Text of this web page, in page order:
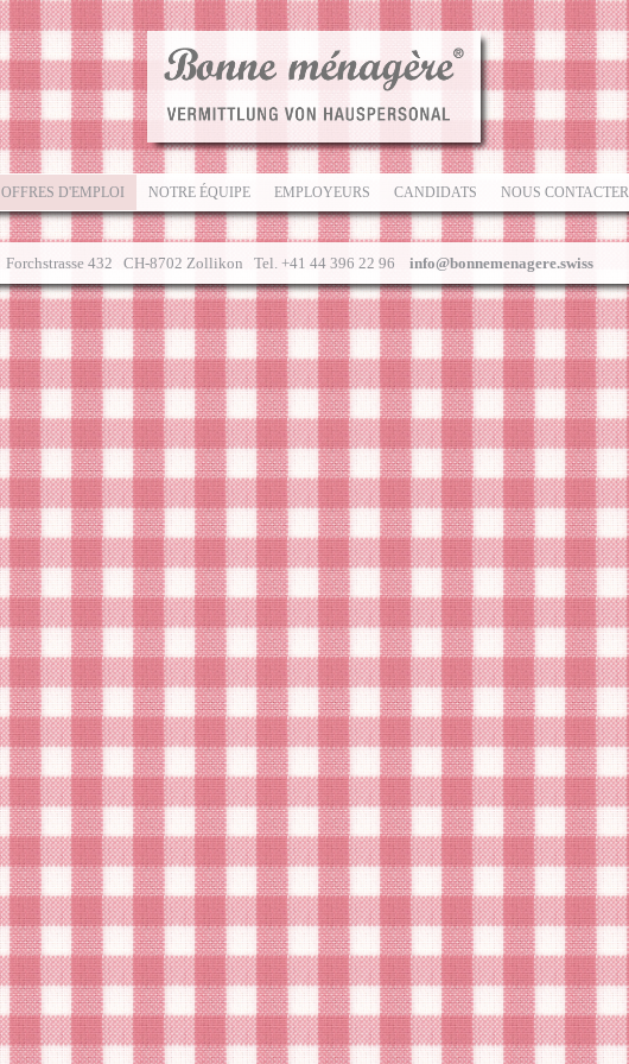
OFFRES D'EMPLOI NOTRE ÉQUIPE EMPLOYEURS CANDIDATS NOUS CONTACTER
Forchstrasse 432 CH-8702 Zollikon Tel. +41 44 396 22 96 info@bonnemenagere.swiss